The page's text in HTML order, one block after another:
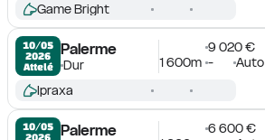
Game Bright
10/05
2026
Attelé
Palerme
Dur
9 020 €
1 600m - Auto
Ipraxa
10/05
2026
Palerme
6 600 €